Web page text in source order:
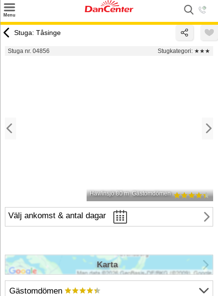
Menu
Tilbud
Stuga: Tåsinge
Stuga nr. 04856 Stugkategori: ★★★
Hav/insjö 80 m Gästomdömen
Välj ankomst & antal dagar
Gästomdömen
Karta